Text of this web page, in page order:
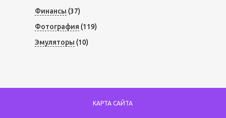
Финансы (37)
Фотография (119)
Эмуляторы (10)
КАРТА САЙТА